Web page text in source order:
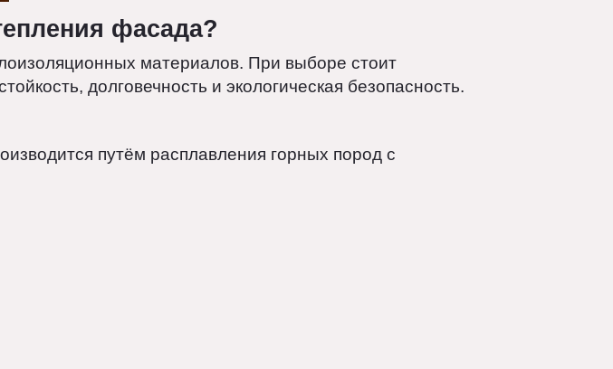
фасада?
материалов. При выборе стоит
долговечность и экологическая безопасность.
путём расплавления горных пород с